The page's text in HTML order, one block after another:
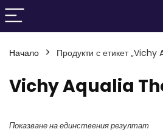
Начало Продукти с етикет
Vichy Aqualia
Показване на единствения резултат